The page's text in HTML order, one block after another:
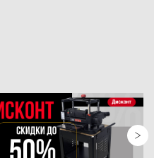
углами на 45° и 90°